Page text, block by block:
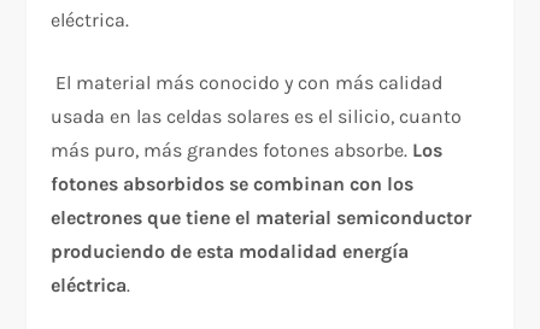
eléctrica.
El material más conocido y con más calidad
usada en las celdas solares es el silicio, cuanto
más puro, más grandes fotones absorbe. Los
fotones absorbidos se combinan con los
electrones que tiene el material semiconductor
produciendo de esta modalidad energía
eléctrica.